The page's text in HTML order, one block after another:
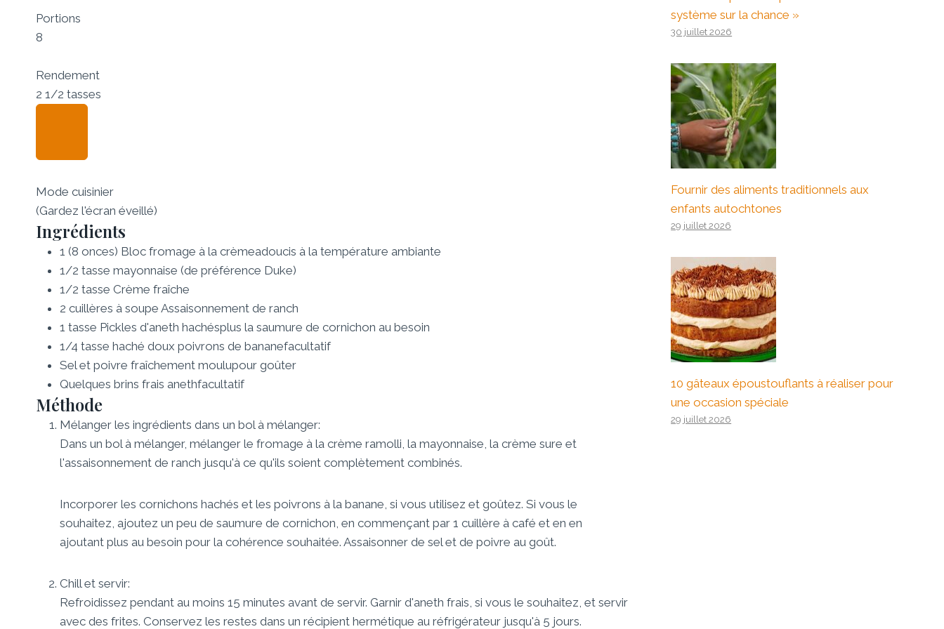
Portions
8
Rendement
2 1/2 tasses
Mode cuisinier
(Gardez l'écran éveillé)
Ingrédients
1 (8 onces) Bloc fromage à la crèmeadoucis à la température ambiante
1/2 tasse mayonnaise (de préférence Duke)
1/2 tasse Crème fraîche
2 cuillères à soupe Assaisonnement de ranch
1 tasse Pickles d'aneth hachésplus la saumure de cornichon au besoin
1/4 tasse haché doux poivrons de bananefacultatif
Sel et poivre fraîchement moulupour goûter
Quelques brins frais anethfacultatif
Méthode
Mélanger les ingrédients dans un bol à mélanger:
Dans un bol à mélanger, mélanger le fromage à la crème ramolli, la mayonnaise, la crème sure et
l'assaisonnement de ranch jusqu'à ce qu'ils soient complètement combinés.
Incorporer les cornichons hachés et les poivrons à la banane, si vous utilisez et goûtez. Si vous le
souhaitez, ajoutez un peu de saumure de cornichon, en commençant par 1 cuillère à café et en en
ajoutant plus au besoin pour la cohérence souhaitée. Assaisonner de sel et de poivre au goût.
Chill et servir:
Refroidissez pendant au moins 15 minutes avant de servir. Garnir d'aneth frais, si vous le souhaitez, et servir
avec des frites. Conservez les restes dans un récipient hermétique au réfrigérateur jusqu'à 5 jours.
système sur la chance »
30 juillet 2026
Fournir des aliments traditionnels aux
enfants autochtones
29 juillet 2026
10 gâteaux époustouflants à réaliser pour
une occasion spéciale
29 juillet 2026